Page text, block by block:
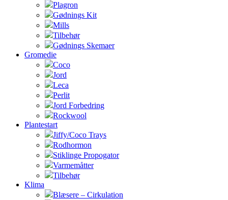
Plagron
Gødnings Kit
Mills
Tilbehør
Gødnings Skemaer
Gromedie
Coco
Jord
Leca
Perlit
Jord Forbedring
Rockwool
Plantestart
Jiffy/Coco Trays
Rodhormon
Stiklinge Propogator
Varmemåtter
Tilbehør
Klima
Blæsere – Cirkulation